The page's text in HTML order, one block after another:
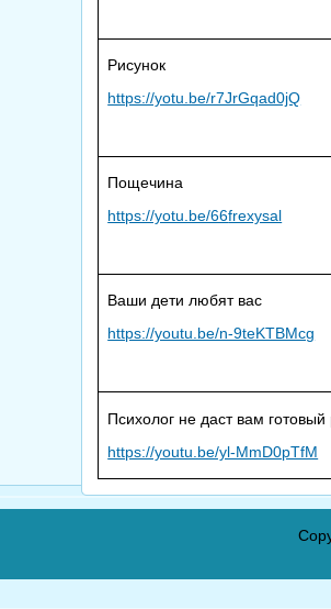
Рисунок
https://yotu.be/r7JrGqad0jQ
Пощечина
https://yotu.be/66frexysal
Ваши дети любят вас
https://youtu.be/n-9teKTBMcg
Психолог не даст вам готовый
https://youtu.be/yl-MmD0pTfM